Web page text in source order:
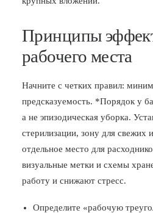
Принципы
рабочего места
Начните с четких правил:
предсказуемость. *Порядок у
а не эпизодическая уборка.
стерилизации, зону для свежих
отдельное место для
визуальные метки и схемы
работу и снижают стресс.
Определите «рабочую